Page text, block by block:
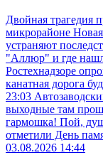
Двойная трагедия
микрорайоне
устраняют
"Аллюр" и где
Ростехнадзоре
канатная дорога
23:03
выходные там
гармошка! Пой,
отметили День
03.08.2026 14:44